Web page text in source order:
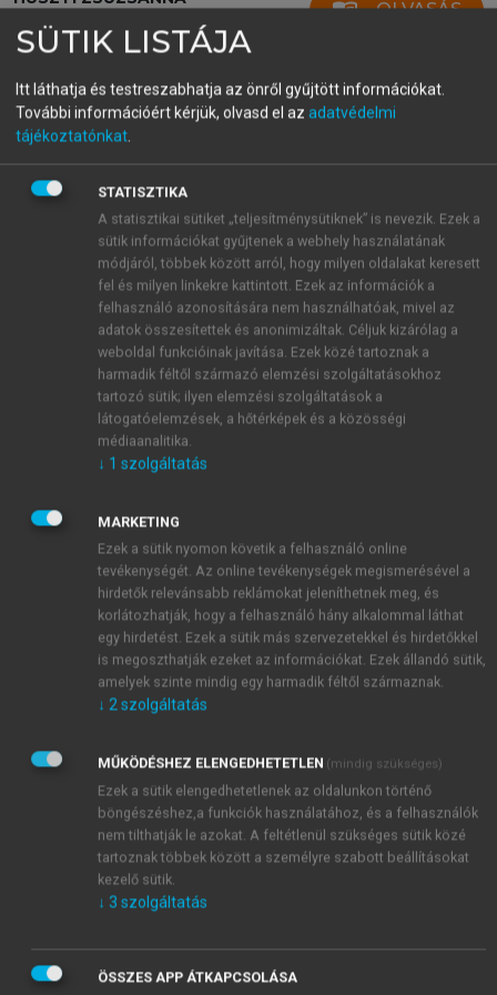
Cink az agyban
menu_book OLVASÁS
1.2. A „biofém”
Más oldalról a cink esszenciális mikroelem az élő
szervezetek számára. Megtalálható valamennyi élő
anyagban, a mikroorganizmusokban, a növényekben,
az állatokban és az emberi szervezetben. Humán
vonatkozásban: nagy mennyiségben van jelen az
agyban, az izmokban, a csontokban, a vesében és a
májban, de a legnagyobb koncentrációban a
prosztatában és a szem bizonyos területein. Az
enzimek és a fehérjék nagy részének alkotóeleme.
A cink funkciója az élő szervezetben igen
sokrétű. Szerepet játszik több száz enzim
működésében, részben közvetlenül a katalitikus
reakcióban, részben enzimfehérjék koordinátoraként.
Példa az előbbire a karboanhidráz, amely a szén-
dioxid bikarbonáttá történő átalakulását katalizálja,
míg az utóbbira a karboxipeptidáz, amely a
peptidkötést hasítja egyes fehérjék bontásánál.
Fontos strukturális szerepe van számos
transzkripciós faktor struktúrájának („zinc fingers”,
cinkujjak) kialakításában, így a DNS
bázisszekvenciájának a létrehozásában. Kiemelkedő
szerepet játszik a sejtek közötti kommunikációban
(„zinc signaling”), elsősorban az immunrendszer, a
nyálmirigy, a prosztata és a bélrendszer sejtjei
között. A cink általános rezervoárja a metallotionein.
Ez a vegyület/vegyületcsalád képes a sejten belüli
-koncentráció gyors változtatására, a
2+ megkötésére és leadására számos helyen
vonatkozásban – a májban, a bélben és az
idegrendszer gliasejtjeiben. A legutóbbi kutatások azt
SÜTIK LISTÁJA
Itt láthatja és testreszabhatja az önről gyűjtött információkat.
További információért kérjük, olvasd el az adatvédelmi
tájékoztatónkat
STATISZTIKA
A statisztikai sütiket „teljesítménysütiknek” is nevezik. Ezek a
sütik információkat gyűjtenek a webhely használatának
módjáról, többek között arról, hogy milyen oldalakat keresett
fel és milyen linkekre kattintott. Ezek az információk a
felhasználó azonosítására nem használhatóak, mivel az
adatok összesítettek és anonimizáltak. Céljuk kizárólag a
weboldal funkcióinak javítása. Ezek közé tartoznak a
harmadik féltől származó elemzési szolgáltatásokhoz
tartozó sütik; ilyen elemzési szolgáltatások a
látogatóelemzések, a hőtérképek és a közösségi
médiaanalitika.
↓ 1 szolgáltatás
MARKETING
Ezek a sütik nyomon követik a felhasználó online
tevékenységét. Az online tevékenységek megismerésével a
hirdetők relevánsabb reklámokat jeleníthetnek meg, és
korlátozhatják, hogy a felhasználó hány alkalommal láthat
egy hirdetést. Ezek a sütik más szervezetekkel és hirdetőkkel
is megoszthatják ezeket az információkat. Ezek állandó sütik,
amelyek szinte mindig egy harmadik féltől származnak.
↓ 2 szolgáltatás
MŰKÖDÉSHEZ ELENGEDHETETLEN (mindig szükséges)
Ezek a sütik elengedhetetlenek az oldalunkon történő
böngészéshez,a funkciók használatához, és a felhasználók
nem tilthatják le azokat. A feltétlenül szükséges sütik közé
tartoznak többek között a személyre szabott beállításokat
kezelő sütik.
↓ 3 szolgáltatás
ÖSSZES APP ÁTKAPCSOLÁSA